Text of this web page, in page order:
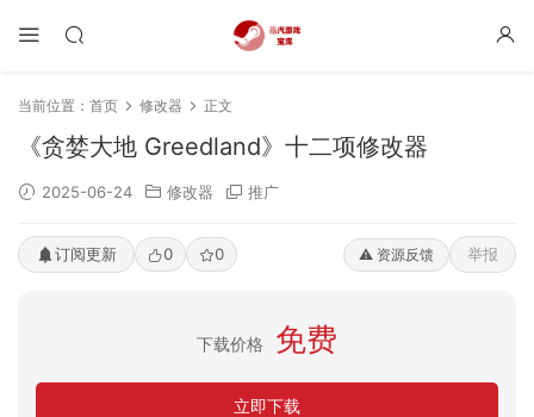
当前位置： 首页 修改器 正文
《贪婪大地 Greedland》十二项修改器
2025-06-24 修改器 推广
订阅更新 0 0 ⚠️ 资源反馈 举报
下载价格 免费
立即下载